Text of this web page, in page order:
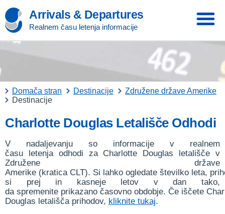
Arrivals & Departures
Realnem času letenja informacije
Domača stran Destinacije
Združene države Amerike
Destinacije
Charlotte Douglas Letališče Odhodi
V nadaljevanju so informacije v realnem
času letenja odhodi za Charlotte Douglas letališče v
Združene države
Amerike (kratica CLT). Si lahko ogledate številko leta,
si prej in kasneje letov v dan tako,
da spremenite prikazano časovno obdobje. Če iščete
Douglas letališča prihodov, kliknite tukaj.